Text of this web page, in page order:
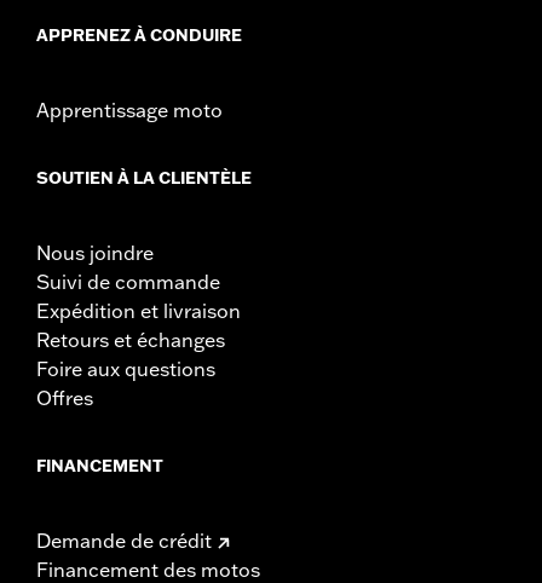
APPRENEZ À CONDUIRE
Apprentissage moto
SOUTIEN À LA CLIENTÈLE
Nous joindre
Suivi de commande
Expédition et livraison
Retours et échanges
Foire aux questions
Offres
FINANCEMENT
Demande de crédit
Financement des motos